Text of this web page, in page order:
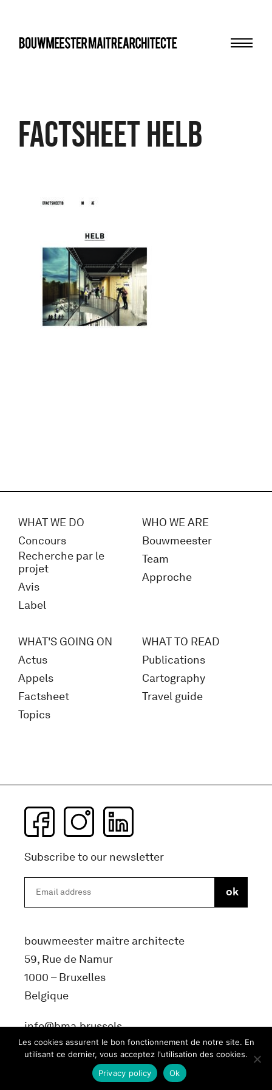
FACTSHEET HELB
WHAT WE DO
Concours
Recherche par le
projet
Avis
Label
WHO WE ARE
Bouwmeester
Team
Approche
WHAT'S GOING ON
Actus
Appels
Factsheet
Topics
WHAT TO READ
Publications
Cartography
Travel guide
Subscribe to our newsletter
bouwmeester maitre architecte
59, Rue de Namur
1000 – Bruxelles
Belgique
info@bma.brussels
Les cookies assurent le bon fonctionnement de notre site. En
utilisant ce dernier, vous acceptez l'utilisation des cookies.
Ok
Privacy policy